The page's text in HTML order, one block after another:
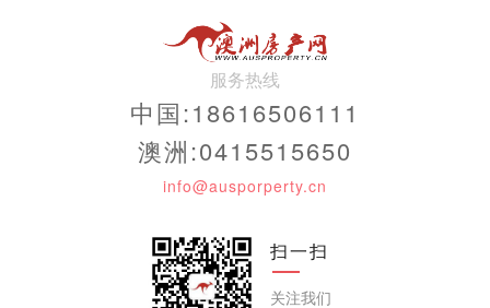
服务热线
中国:18616506111
澳洲:0415515650
info@ausporperty.cn
扫一扫
关注我们